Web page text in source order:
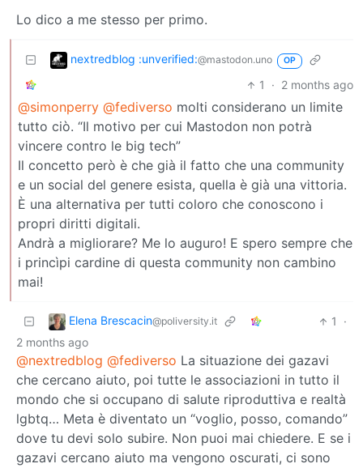
Lo dico a me stesso per primo.
nextredblog :unverified:@mastodon.uno OP
1 · 2 months ago
@simonperry @fediverso molti considerano un limite
tutto ciò. “Il motivo per cui Mastodon non potrà
vincere contro le big tech”
Il concetto però è che già il fatto che una community
e un social del genere esista, quella è già una vittoria.
È una alternativa per tutti coloro che conoscono i
propri diritti digitali.
Andrà a migliorare? Me lo auguro! E spero sempre che
i princìpi cardine di questa community non cambino
mai!
Elena Brescacin@poliversity.it 1
·
2 months ago
@nextredblog @fediverso La situazione dei gazavi
che cercano aiuto, poi tutte le associazioni in tutto il
mondo che si occupano di salute riproduttiva e realtà
lgbtq… Meta è diventato un “voglio, posso, comando”
dove tu devi solo subire. Non puoi mai chiedere. E se i
gazavi cercano aiuto ma vengono oscurati, ci sono